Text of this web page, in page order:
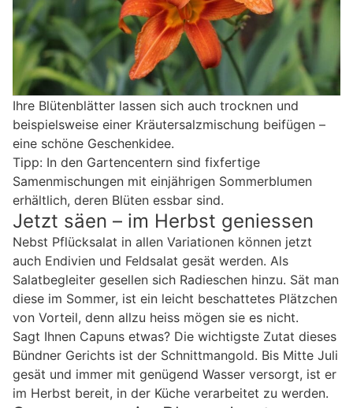
Ihre Blütenblätter lassen sich auch trocknen und
beispielsweise einer Kräutersalzmischung beifügen –
eine schöne Geschenkidee.
Tipp: In den Gartencentern sind fixfertige
Samenmischungen mit einjährigen Sommerblumen
erhältlich, deren Blüten essbar sind.
Jetzt säen – im Herbst geniessen
Nebst Pflücksalat in allen Variationen können jetzt
auch Endivien und Feldsalat gesät werden. Als
Salatbegleiter gesellen sich Radieschen hinzu. Sät man
diese im Sommer, ist ein leicht beschattetes Plätzchen
von Vorteil, denn allzu heiss mögen sie es nicht.
Sagt Ihnen Capuns etwas? Die wichtigste Zutat dieses
Bündner Gerichts ist der Schnittmangold. Bis Mitte Juli
gesät und immer mit genügend Wasser versorgt, ist er
im Herbst bereit, in der Küche verarbeitet zu werden.